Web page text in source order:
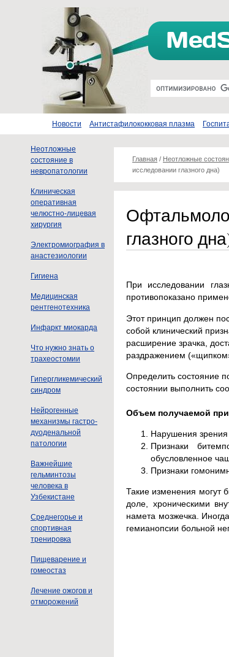
Новости Антистафилококковая плазма
Неотложные
состояние в
невропатологии
Клиническая
оперативная
челюстно-лицевая
хирургия
Электромиография в
анастезиологии
Гигиена
Медицинская
рентгенотехника
Инфаркт миокарда
Что нужно знать о
трахеостомии
Гипергликемический
синдром
Нейрогенные
механизмы гастро-
дуоденальной
патологии
Важнейшие
гельминтозы
человека в
Узбекистане
Среднегорье и
спортивная
тренировка
Пищеварение и
гомеостаз
Лечение ожогов и
отморожений
Главная / Неотложные
исследовании глазного дна)
глазного
При исследовании
противопоказано
Этот принцип должен
собой клинический
расширение зрачка,
раздражением
Определить состояние
состоянии выполнить
Объем получаемой
Нарушения зрения
Признаки
обусловленное
Признаки
Такие изменения могут
доле, хроническими
намета мозжечка.
гемианопсии больной